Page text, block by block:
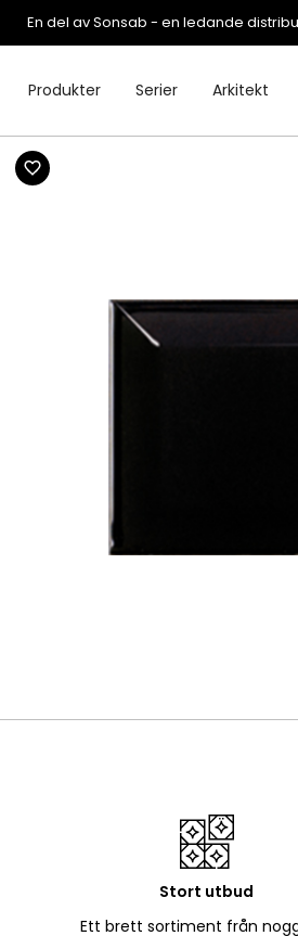
En del av Sonsab - en ledande
Produkter Serier Arkitekt
Stort utbud
Ett brett sortiment från